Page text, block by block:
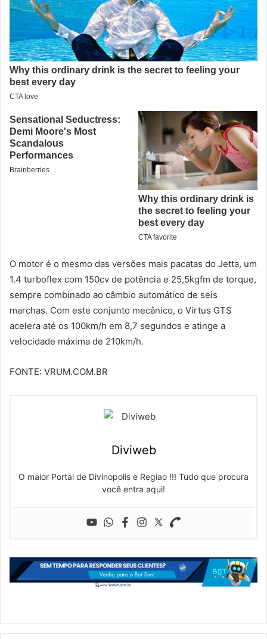
O motor é o mesmo das versões mais pacatas do Jetta, um
1.4 turboflex com 150cv de potência e 25,5kgfm de torque,
sempre combinado ao câmbio automático de seis
marchas. Com este conjunto mecânico, o Virtus GTS
acelera até os 100km/h em 8,7 segundos e atinge a
velocidade máxima de 210km/h.
FONTE: VRUM.COM.BR
Diviweb
O maior Portal de Divinopolis e Regiao !!! Tudo que procura
você entra aqui!